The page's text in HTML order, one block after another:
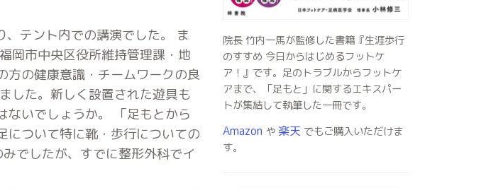
テント内での講演でした。 ま
岡市中央区役所維持管理課・地
方の健康意識・チームワークの良
した。新しく設置された遊具も
ないでしょうか。 「足もとから
について特に靴・歩行についての
でしたが、すでに整形外科でイ
院長 竹内一馬が監修した書籍『生涯歩行
のすすめ 今日からはじめるフットケ
ア！』です。足のトラブルからフットケ
アまで、「足もと」に関するエキスパー
トが集結して執筆した一冊です。
Amazon や 楽天 でもご購入いただけま
す。